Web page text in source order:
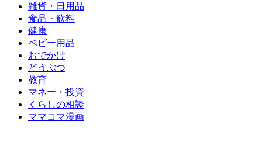
雑貨・日用品
食品・飲料
健康
ベビー用品
おでかけ
どうぶつ
教育
マネー・投資
くらしの相談
ママコマ漫画